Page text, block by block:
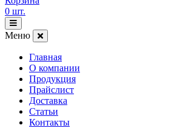
0 шт.
Открыть
меню
Меню
Главная
О компании
Продукция
Прайслист
Доставка
Статьи
Контакты